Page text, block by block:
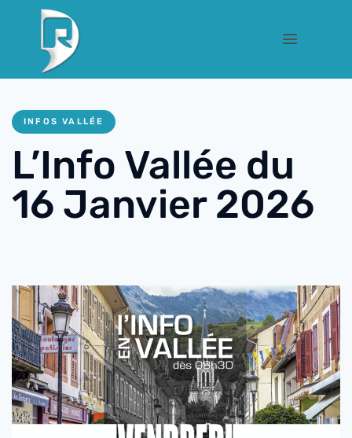
INFOS VALLÉE
L’Info Vallée du
16 Janvier 2026